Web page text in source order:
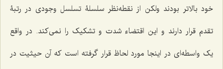
خود بالاتر بودند ولکن از نقطه‌نظر سلسلۀ تسلسل وجودی در رتبۀ
تقدم قرار دارند و این اقتضاء شدت و تشکیک را نمی‌کند. در واقع
یک واسطه‌ای در اینجا مورد لحاظ قرار گرفته است که آن حیثیت در